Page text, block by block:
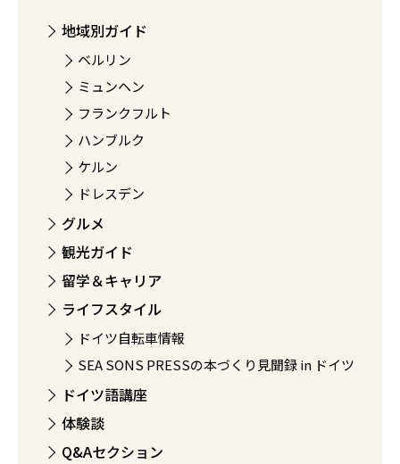
地域別ガイド
ベルリン
ミュンヘン
フランクフルト
ハンブルク
ケルン
ドレスデン
グルメ
観光ガイド
留学＆キャリア
ライフスタイル
ドイツ自転車情報
SEA SONS PRESSの本づくり見聞録 in ドイツ
ドイツ語講座
体験談
Q&Aセクション